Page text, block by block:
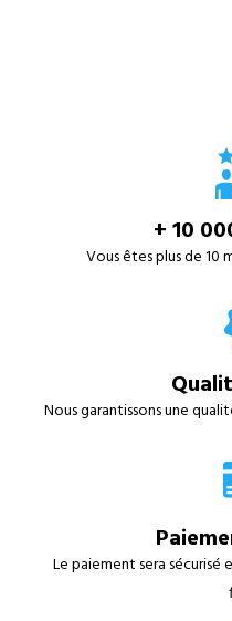
+ 10
Vous êtes plus de 10
Nous garantissons une
Le paiement sera sécurisé